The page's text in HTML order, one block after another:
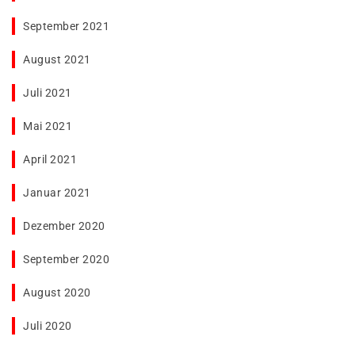
September 2021
August 2021
Juli 2021
Mai 2021
April 2021
Januar 2021
Dezember 2020
September 2020
August 2020
Juli 2020